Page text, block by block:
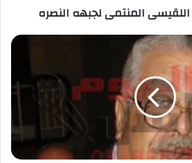
المنتمى لجبهه النصره